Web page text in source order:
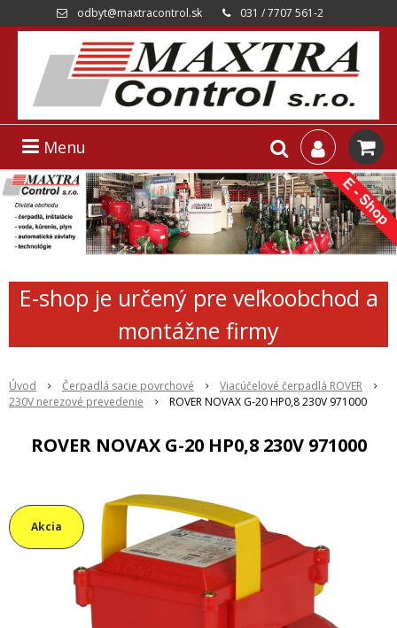
odbyt@maxtracontrol.sk 031 / 7707 561-2
Menu
E-shop je určený pre veľkoobchod a
montážne firmy
Úvod Čerpadlá sacie povrchové
Viacúčelové čerpadlá ROVER
230V nerezové prevedenie
ROVER NOVAX G-20 HP0,8 230V 971000
ROVER NOVAX G-20 HP0,8 230V 971000
Akcia